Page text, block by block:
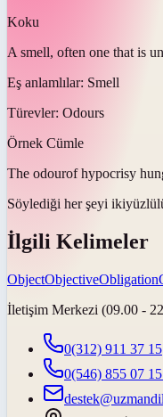
Koku
A smell, often one that is
Eş anlamlılar: Smell
Türevler: Odours
Örnek Cümle
The odourof hypocrisy
Söylediği her şeyi
İlgili Kelimeler
ObjectObjectiveObligation
İletişim Merkezi (09.00 -
0(312) 911 37 15
0(546) 855 07 15